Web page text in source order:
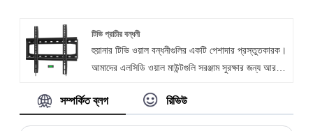
স্পর্শ যোগ করার জন্য নিখুঁত পছন্দ। আজ, আসুন একসাথে
আমাদের সিরিজ অন্বেষণ করি এবং ফ্যাশনেবল এবং টেকসই
আসন সমাধানের অসীম সম্ভাবনাগুলি আবিষ্কার করি।
টিভি প্রাচীর বন্ধনী
হুয়ানার টিভি ওয়াল বন্ধনীগুলির একটি পেশাদার প্রস্তুতকারক।
আমাদের এলসিডি ওয়াল মাউন্টগুলি সরঞ্জাম সুরক্ষার জন্য আরও
অবিচ্ছিন্ন ডাই-স্ট্যাম্পিং ব্যবহার করে আমরা প্রতিদিন
সম্পর্কিত ব্লগ রিভিউ